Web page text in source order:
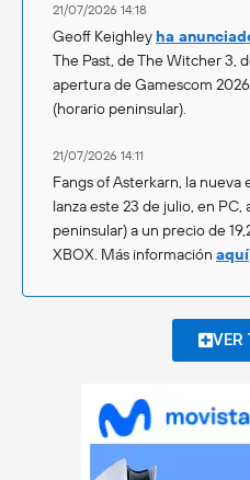
21/07/2026 14:18
Geoff Keighley ha
The Past, de The Witcher 3,
apertura de Gamescom
(horario peninsular).
21/07/2026 14:11
Fangs of Asterkarn, la
lanza este 23 de julio, en
peninsular) a un precio de
XBOX. Más información aquí.
VER